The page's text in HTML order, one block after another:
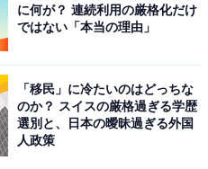
に何が？ 連続利用の厳格化だけ
ではない「本当の理由」
「移民」に冷たいのはどっちな
のか？ スイスの厳格過ぎる学歴
選別と、日本の曖昧過ぎる外国
人政策